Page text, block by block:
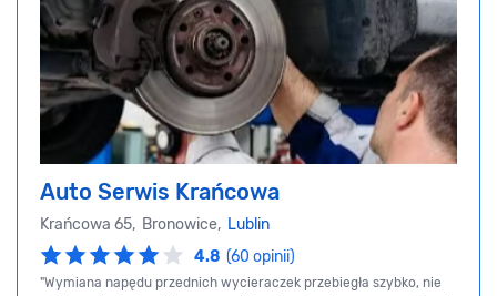
Auto Serwis Krańcowa
Krańcowa 65, Bronowice, Lublin
4.8 (60 opinii)
"Wymiana napędu przednich wycieraczek przebiegła szybko, nie